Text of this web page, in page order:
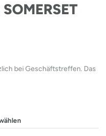
bei Geschäftstreffen. Das